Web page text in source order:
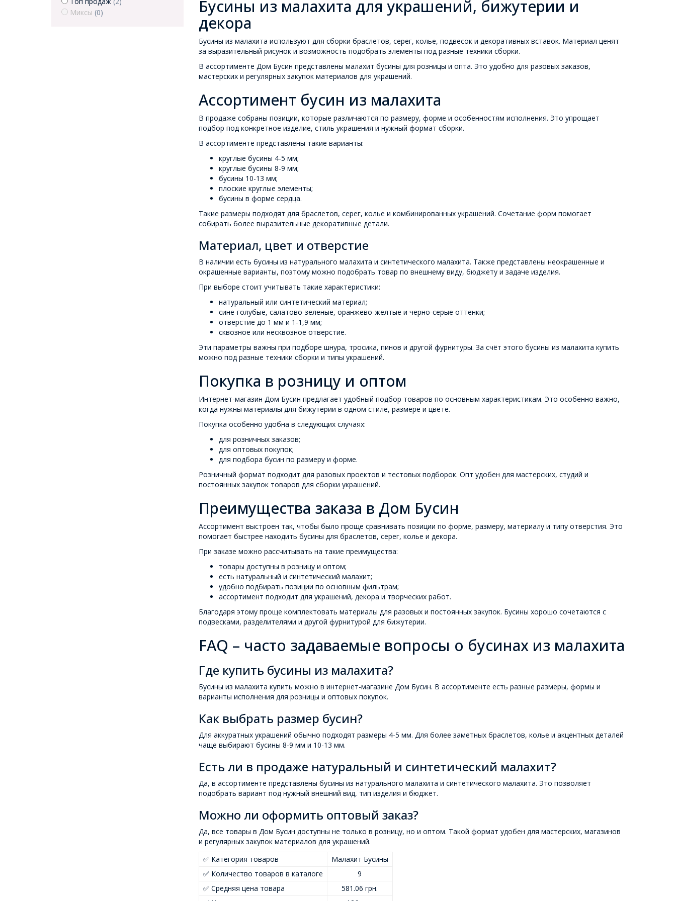
Миксы (0)
Бусины из малахита для украшений, бижутерии и
декора
Бусины из малахита используют для сборки браслетов, серег, колье, подвесок и декоративных вставок. Материал ценят
за выразительный рисунок и возможность подобрать элементы под разные техники сборки.
В ассортименте Дом Бусин представлены малахит бусины для розницы и опта. Это удобно для разовых заказов,
мастерских и регулярных закупок материалов для украшений.
Ассортимент бусин из малахита
В продаже собраны позиции, которые различаются по размеру, форме и особенностям исполнения. Это упрощает
подбор под конкретное изделие, стиль украшения и нужный формат сборки.
В ассортименте представлены такие варианты:
круглые бусины 4-5 мм;
круглые бусины 8-9 мм;
бусины 10-13 мм;
плоские круглые элементы;
бусины в форме сердца.
Такие размеры подходят для браслетов, серег, колье и комбинированных украшений. Сочетание форм помогает
собирать более выразительные декоративные детали.
Материал, цвет и отверстие
В наличии есть бусины из натурального малахита и синтетического малахита. Также представлены неокрашенные и
окрашенные варианты, поэтому можно подобрать товар по внешнему виду, бюджету и задаче изделия.
При выборе стоит учитывать такие характеристики:
натуральный или синтетический материал;
сине-голубые, салатово-зеленые, оранжево-желтые и черно-серые оттенки;
отверстие до 1 мм и 1-1,9 мм;
сквозное или несквозное отверстие.
Эти параметры важны при подборе шнура, тросика, пинов и другой фурнитуры. За счёт этого бусины из малахита купить
можно под разные техники сборки и типы украшений.
Покупка в розницу и оптом
Интернет-магазин Дом Бусин предлагает удобный подбор товаров по основным характеристикам. Это особенно важно,
когда нужны материалы для бижутерии в одном стиле, размере и цвете.
Покупка особенно удобна в следующих случаях:
для розничных заказов;
для оптовых покупок;
для подбора бусин по размеру и форме.
Розничный формат подходит для разовых проектов и тестовых подборок. Опт удобен для мастерских, студий и
постоянных закупок товаров для сборки украшений.
Преимущества заказа в Дом Бусин
Ассортимент выстроен так, чтобы было проще сравнивать позиции по форме, размеру, материалу и типу отверстия. Это
помогает быстрее находить бусины для браслетов, серег, колье и декора.
При заказе можно рассчитывать на такие преимущества:
товары доступны в розницу и оптом;
есть натуральный и синтетический малахит;
удобно подбирать позиции по основным фильтрам;
ассортимент подходит для украшений, декора и творческих работ.
Благодаря этому проще комплектовать материалы для разовых и постоянных закупок. Бусины хорошо сочетаются с
подвесками, разделителями и другой фурнитурой для бижутерии.
FAQ – часто задаваемые вопросы о бусинах из малахита
Где купить бусины из малахита?
Бусины из малахита купить можно в интернет-магазине Дом Бусин. В ассортименте есть разные размеры, формы и
варианты исполнения для розницы и оптовых покупок.
Как выбрать размер бусин?
Для аккуратных украшений обычно подходят размеры 4-5 мм. Для более заметных браслетов, колье и акцентных деталей
чаще выбирают бусины 8-9 мм и 10-13 мм.
Есть ли в продаже натуральный и синтетический малахит?
Да, в ассортименте представлены бусины из натурального малахита и синтетического малахита. Это позволяет
подобрать вариант под нужный внешний вид, тип изделия и бюджет.
Можно ли оформить оптовый заказ?
Да, все товары в Дом Бусин доступны не только в розницу, но и оптом. Такой формат удобен для мастерских, магазинов
и регулярных закупок материалов для украшений.
✅ Категория товаров
Малахит Бусины
✅ Количество товаров в каталоге
9
✅ Средняя цена товара
581.06 грн.